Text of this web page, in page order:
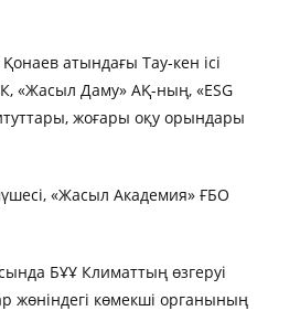
атындағы Тау-кен ісі
«Жасыл Даму» АҚ-ның, «ESG
жоғары оқу орындары
«Жасыл Академия» ҒБО
БҰҰ Климаттың өзгеруі
жөніндегі көмекші органының